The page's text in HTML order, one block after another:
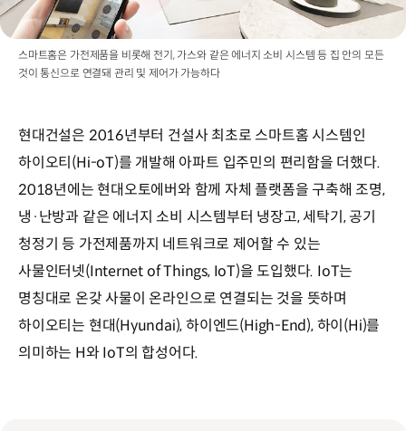
스마트홈은 가전제품을 비롯해 전기, 가스와 같은 에너지 소비 시스템 등 집 안의 모든
것이 통신으로 연결돼 관리 및 제어가 가능하다
현대건설은 2016년부터 건설사 최초로 스마트홈 시스템인
하이오티(Hi-oT)를 개발해 아파트 입주민의 편리함을 더했다.
2018년에는 현대오토에버와 함께 자체 플랫폼을 구축해 조명,
냉·난방과 같은 에너지 소비 시스템부터 냉장고, 세탁기, 공기
청정기 등 가전제품까지 네트워크로 제어할 수 있는
사물인터넷(Internet of Things, IoT)을 도입했다. IoT는
명칭대로 온갖 사물이 온라인으로 연결되는 것을 뜻하며
하이오티는 현대(Hyundai), 하이엔드(High-End), 하이(Hi)를
의미하는 H와 IoT의 합성어다.